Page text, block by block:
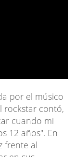
por el músico
rockstar contó,
cuando mi
12 años". En
frente al